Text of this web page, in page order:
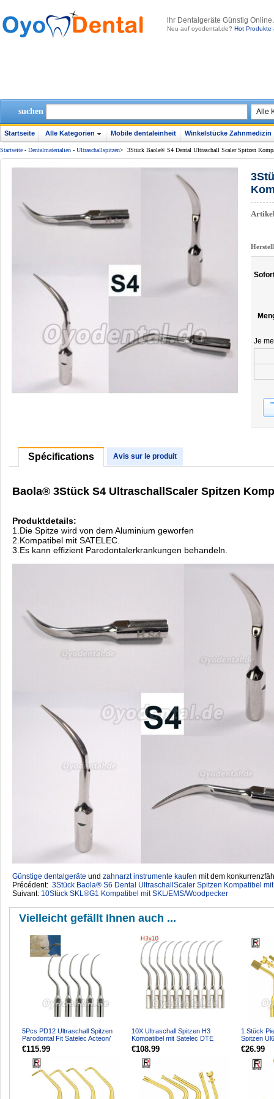
lhr Dentalgeräte Günstig
Neu auf oyodental.de? Hot Produkte
suchen
Startseite Alle Kategorien Mobile dentaleinheit Winkelstücke Zahnmedizin
Startseite - Dentalmaterialien - Ultraschallspitzen> 3Stück Baola® S4 Dental Ultraschall Scaler Spitzen
Je
Spécifications Avis sur le produit
Baola® 3Stück S4 UltraschallScaler Spitzen
Produktdetails:
1.Die Spitze wird von dem Aluminium geworfen
2.Kompatibel mit SATELEC.
3.Es kann effizient Parodontalerkrankungen behandeln.
Günstige dentalgeräte ‎ und zahnarzt instrumente kaufen mit dem
Précédent: 3Stück Baola® S6 Dental UltraschallScaler Spitzen Kompatibel
Suivant: 10Stück SKL®G1 Kompatibel mit SKL/EMS/Woodpecker
Vielleicht gefällt Ihnen auch ...
5Pcs PD12 Ultraschall Spitzen
Parodontal Fit Satelec Acteon/
woodpecker DTE Ultr...
€115.99
10X Ultraschall Spitzen H3
Kompatibel mit Satelec DTE
Ultraschall Handstück
€108.99
1 Stück
Spitzen
für
€26.99